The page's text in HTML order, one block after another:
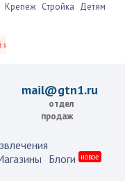
только это.
Крепеж Стройка Детям
mail@gtn1.ru
отдел
продаж
Блоги новое